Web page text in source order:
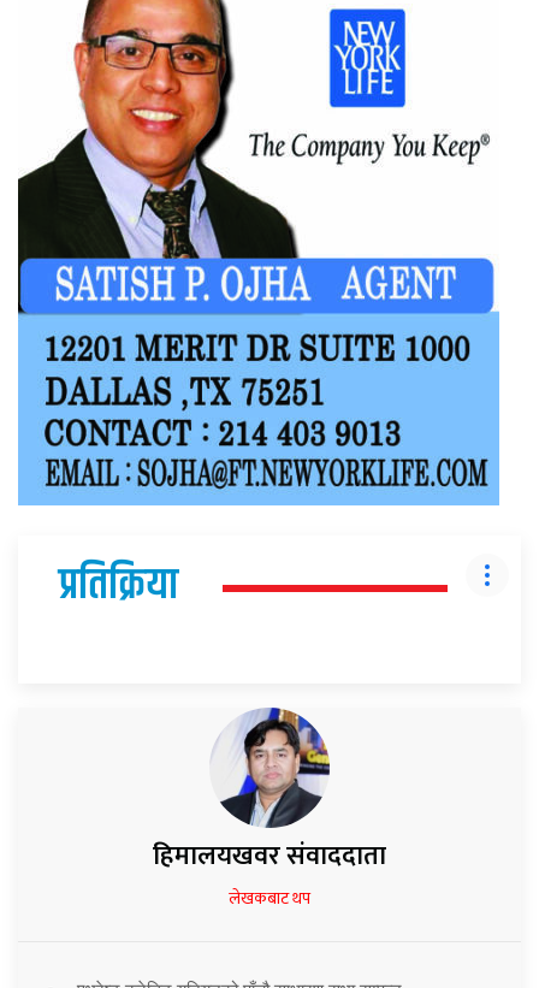
प्रतिक्रिया
हिमालयखवर संवाददाता
लेखकबाट थप